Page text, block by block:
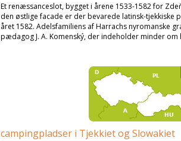
Et renæssanceslot, bygget i årene 1533-1582 for
den østlige facade er der bevarede latinsk-tjekkiske
året 1582. Adelsfamiliens af Harrachs nyromanske
pædagog J. A. Komenský, der indeholder minder
campingpladser i Tjekkiet og Slowakiet